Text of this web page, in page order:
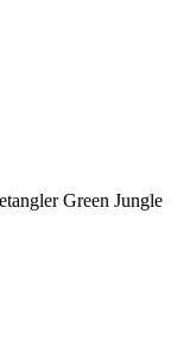
Green Jungle